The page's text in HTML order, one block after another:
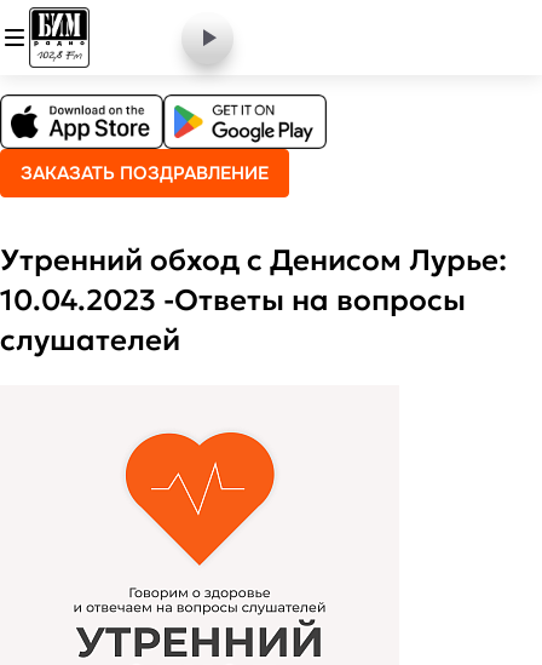
ЗАКАЗАТЬ ПОЗДРАВЛЕНИЕ
Утренний обход с Денисом Лурье:
10.04.2023 -Ответы на вопросы
слушателей